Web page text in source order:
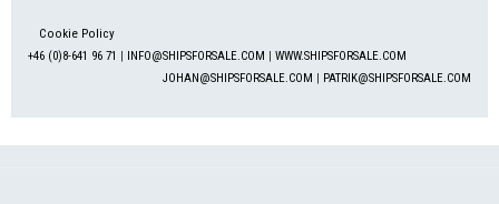
Cookie Policy
+46 (0)8-641 96 71 | INFO@SHIPSFORSALE.COM | WWW.SHIPSFORSALE.COM
JOHAN@SHIPSFORSALE.COM | PATRIK@SHIPSFORSALE.COM